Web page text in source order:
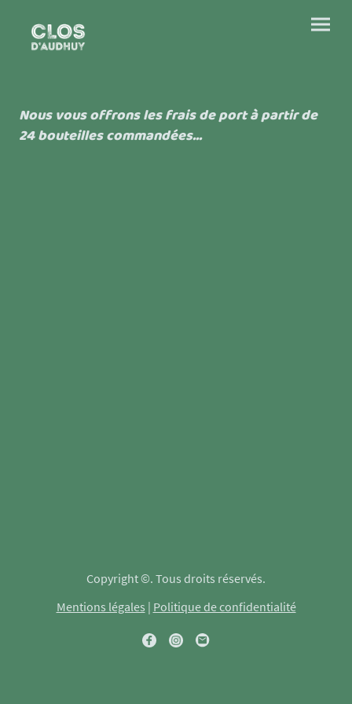
Nous vous offrons les frais de port à partir de
24 bouteilles commandées...
Copyright ©. Tous droits réservés.
Mentions légales | Politique de confidentialité